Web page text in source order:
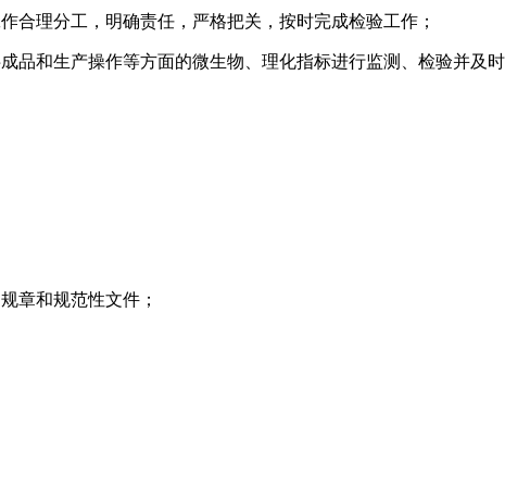
合理分工，明确责任，严格把关，按时完成检验工作；
品和生产操作等方面的微生物、理化指标进行监测、检验并及时
章和规范性文件；